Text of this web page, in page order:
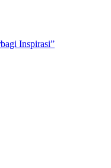
Inspirasi”